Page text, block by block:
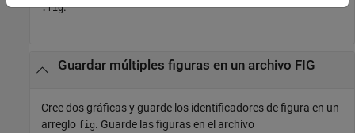
.fig.
Guardar múltiples figuras en un archivo FIG
Cree dos gráficas y guarde los identificadores de figura en un
arreglo fig. Guarde las figuras en el archivo